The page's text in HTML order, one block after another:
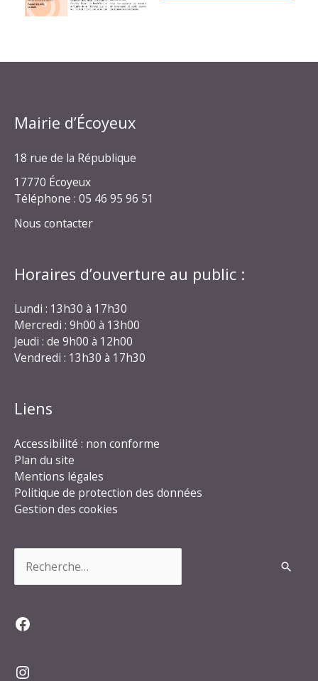
Mairie d’Écoyeux
18 rue de la République
17770 Écoyeux
Téléphone : 05 46 95 96 51
Nous contacter
Horaires d’ouverture au public :
Lundi : 13h30 à 17h30
Mercredi : 9h00 à 13h00
Jeudi : de 9h00 à 12h00
Vendredi : 13h30 à 17h30
Liens
Accessibilité : non conforme
Plan du site
Mentions légales
Politique de protection des données
Gestion des cookies
Facebook
Instagram